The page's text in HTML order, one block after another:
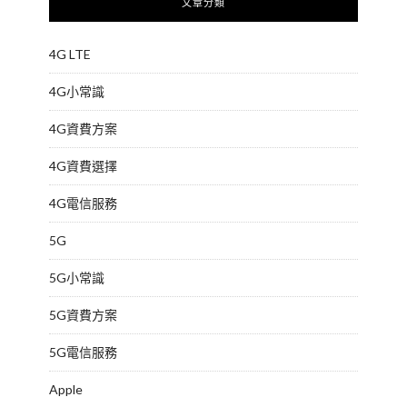
4G LTE
4G小常識
4G資費方案
4G資費選擇
4G電信服務
5G
5G小常識
5G資費方案
5G電信服務
Apple